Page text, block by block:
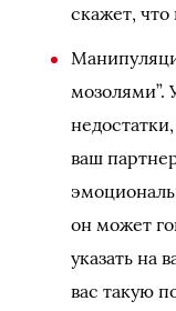
скажет, что
мозолями”.
ваш
он может
указать на
вас такую